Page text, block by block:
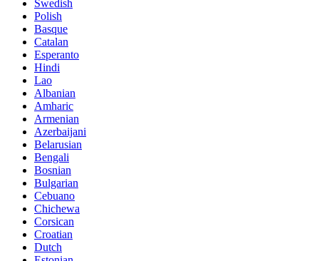
Swedish
Polish
Basque
Catalan
Esperanto
Hindi
Lao
Albanian
Amharic
Armenian
Azerbaijani
Belarusian
Bengali
Bosnian
Bulgarian
Cebuano
Chichewa
Corsican
Croatian
Dutch